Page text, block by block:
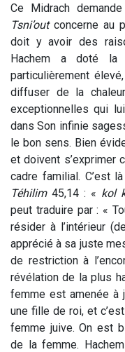
Ce Midrach
Tsni’outconcerne au
doit y avoir des
Hachem a doté la
particulièrement
diffuser de la
exceptionnelles qui
dans Son infinie
le bon sens. Bien
et doivent s’exprimer
cadre familial. C’est
Téhilim 45,14 : « kol
peut traduire par : «
résider à l’intérieur
apprécié à sa juste
de restriction à
révélation de la plus
femme est amenée à
une fille de roi, et
femme juive. On est
de la femme.